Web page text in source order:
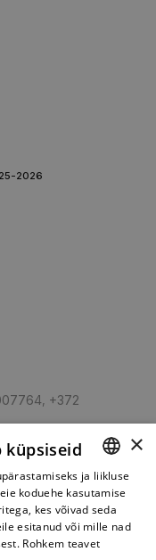
2026
, +372
ESTONIAN
RUSSIAN
×
küpsiseid
ja liikluse
koduehe kasutamise
kes võivad seda
esitanud või mille nad
Rohkem teavet